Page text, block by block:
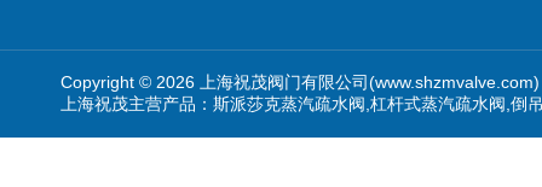
Copyright © 2026 上海祝茂阀门有限公司
上海祝茂主营产品：斯派莎克蒸汽疏水阀,杠杆式蒸汽疏水阀,倒